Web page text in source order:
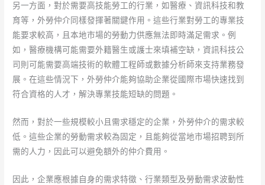
另一方面，對於需要高技能勞工的行業，如醫療、資訊科技和教
育等，外勞仲介同樣發揮著關鍵作用。這些行業對勞工的專業技
能要求較高，且本地市場的勞動力供應無法即時滿足需求。例
如，醫療機構可能需要外籍醫生或護士來填補空缺，資訊科技公
司則可能需要高端技術的軟體工程師或數據分析師來支持業務發
展。在這些情況下，外勞仲介能夠協助企業從國際市場快速找到
符合資格的人才，解決專業技能短缺的問題。
然而，對於一些規模較小且需求穩定的企業，外勞仲介的需求較
低。這些企業的勞動需求較為固定，且能夠從當地市場招聘到所
需的人力，因此可以避免額外的仲介費用。
因此，企業應根據自身的需求特徵、行業類型及勞動需求波動性